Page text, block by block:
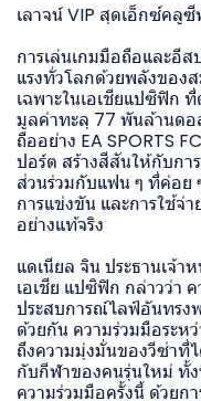
เลาจน์ VIP สุดเอ็กซ์คลู
การเล่นเกมมือถือและอี
แรงทั่วโลกด้วยพลังของ
เฉพาะในเอเชียแปซิฟิก
มูลค่าทะลุ 77 พันล้านดอ
ถืออย่าง EA SPORTS
ปอร์ต สร้างสีสันให้กับกา
ส่วนร่วมกับแฟน ๆ ที่ค่อย
การแข่งขัน และการใช้
อย่างแท้จริง
แดเนียล จิน ประธานเจ้
เอเชีย แปซิฟิก กล่าวว่า
ประสบการณ์ไลฟ์อันทรง
ด้วยกัน ความร่วมมือระห
ถึงความมุ่งมั่นของวีซ่าที่
กับกีฬาของคนรุ่นใหม่ ทั้
ความร่วมมือครั้งนี้ ด้วยก